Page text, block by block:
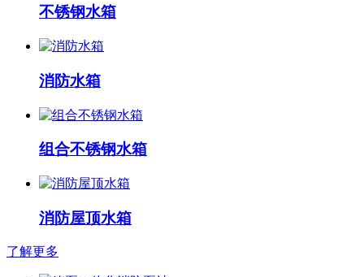
不锈钢水箱
消防水箱
组合不锈钢水箱
消防屋顶水箱
了解更多